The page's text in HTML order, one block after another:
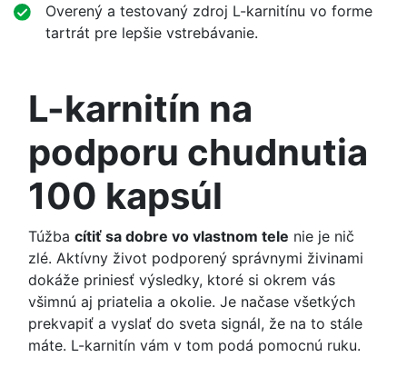
Overený a testovaný zdroj L-karnitínu vo forme
tartrát pre lepšie vstrebávanie.
L-karnitín na
podporu chudnutia
100 kapsúl
Túžba cítiť sa dobre vo vlastnom tele nie je nič
zlé. Aktívny život podporený správnymi živinami
dokáže priniesť výsledky, ktoré si okrem vás
všimnú aj priatelia a okolie. Je načase všetkých
prekvapiť a vyslať do sveta signál, že na to stále
máte. L-karnitín vám v tom podá pomocnú ruku.